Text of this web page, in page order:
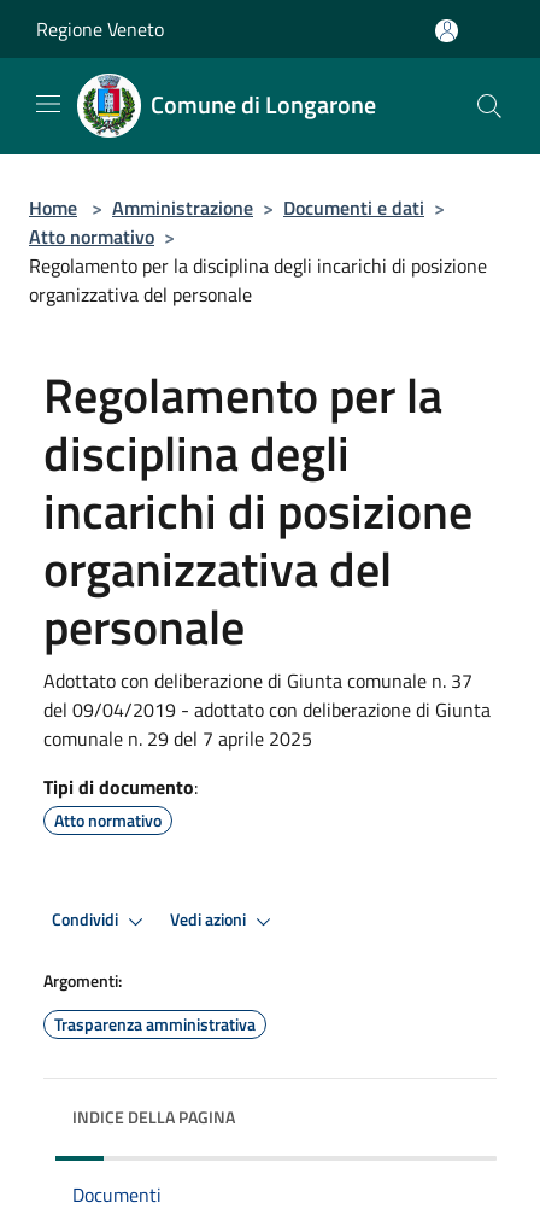
Regione Veneto
Comune di Longarone
Home > Amministrazione > Documenti e dati >
Atto normativo >
Regolamento per la disciplina degli incarichi di posizione
organizzativa del personale
Regolamento per la
disciplina degli
incarichi di posizione
organizzativa del
personale
Adottato con deliberazione di Giunta comunale n. 37
del 09/04/2019 - adottato con deliberazione di Giunta
comunale n. 29 del 7 aprile 2025
Tipi di documento:
Atto normativo
Condividi Vedi azioni
Argomenti:
Trasparenza amministrativa
INDICE DELLA PAGINA
Documenti